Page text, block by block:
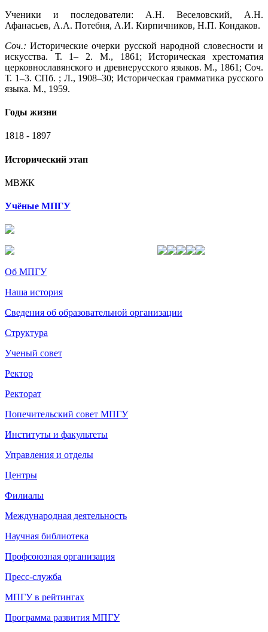
Ученики и последователи: А.Н. Веселовский, А.Н.
Афанасьев, А.А. Потебня, А.И. Кирпичников, Н.П. Кондаков.
Соч.: Исторические очерки русской народной словесности и
искусства. Т. 1– 2. М., 1861; Историческая хрестоматия
церковнославянского и древнерусского языков. М., 1861; Соч.
Т. 1–3. СПб. ; Л., 1908–30; Историческая грамматика русского
языка. М., 1959.
Годы жизни
1818 - 1897
Исторический этап
МВЖК
Учёные МПГУ
Об МПГУ
Наша история
Сведения об образовательной организации
Структура
Ученый совет
Ректор
Ректорат
Попечительский совет МПГУ
Институты и факультеты
Управления и отделы
Центры
Филиалы
Международная деятельность
Научная библиотека
Профсоюзная организация
Пресс-служба
МПГУ в рейтингах
Программа развития МПГУ